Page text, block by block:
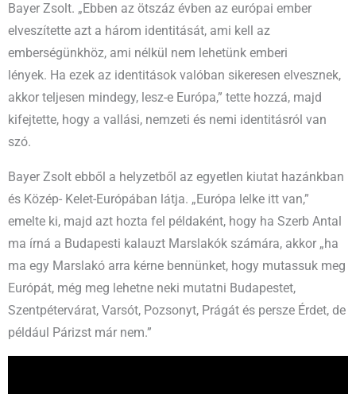
Bayer Zsolt. „Ebben az ötszáz évben az európai ember
elveszítette azt a három identitását, ami kell az
emberségünkhöz, ami nélkül nem lehetünk emberi
lények. Ha ezek az identitások valóban sikeresen elvesznek,
akkor teljesen mindegy, lesz-e Európa,” tette hozzá, majd
kifejtette, hogy a vallási, nemzeti és nemi identitásról van
szó.
Bayer Zsolt ebből a helyzetből az egyetlen kiutat hazánkban
és Közép- Kelet-Európában látja. „Európa lelke itt van,”
emelte ki, majd azt hozta fel példaként, hogy ha Szerb Antal
ma írná a Budapesti kalauzt Marslakók számára, akkor „ha
ma egy Marslakó arra kérne bennünket, hogy mutassuk meg
Európát, még meg lehetne neki mutatni Budapestet,
Szentpétervárat, Varsót, Pozsonyt, Prágát és persze Érdet, de
például Párizst már nem.”